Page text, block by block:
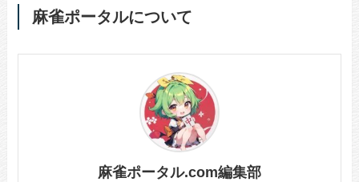
麻雀ポータルについて
麻雀ポータル.com編集部